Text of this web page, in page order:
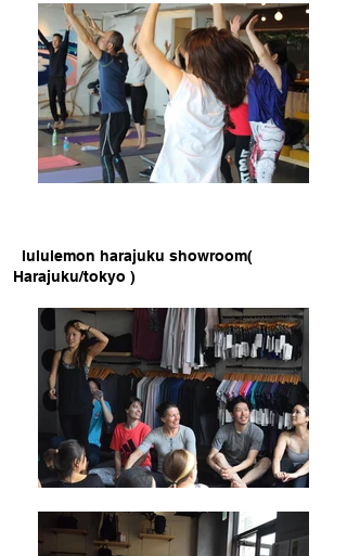
lululemon harajuku showroom(
Harajuku/tokyo )